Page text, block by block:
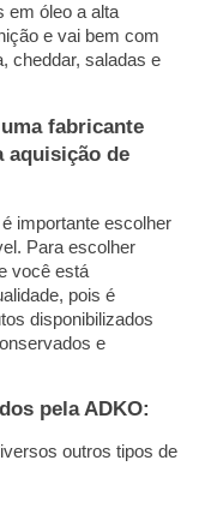
em óleo a alta
e vai bem com
cheddar, saladas e
fabricante
aquisição de
importante escolher
Para escolher
você está
pois é
disponibilizados
e
pela ADKO:
outros tipos de